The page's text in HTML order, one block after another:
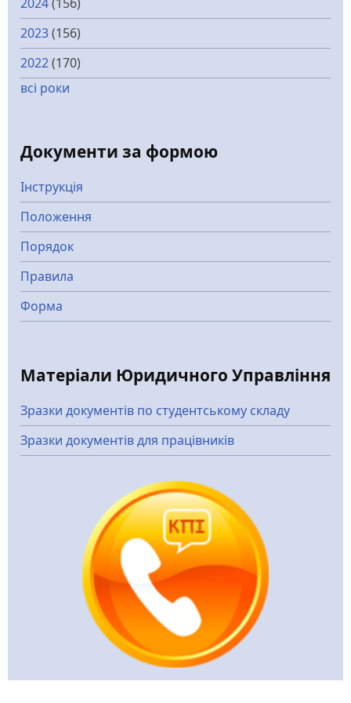
2023(156)
2022(170)
всі роки
Документи за формою
Інструкція
Положення
Порядок
Правила
Форма
Матеріали Юридичного Управління
Зразки документів по студентському складу
Зразки документів для працівників